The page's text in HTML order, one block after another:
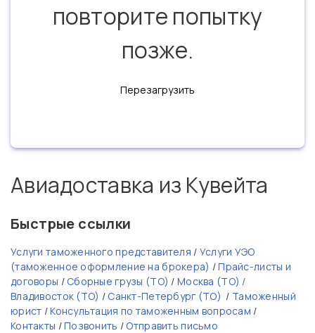
повторите попытку
позже.
Перезагрузить
Авиадоставка из Кувейта
Быстрые ссылки
Услуги таможенного представителя / Услуги УЭО
(таможенное оформление на брокера) /Прайс-листы и
договоры / Сборные грузы (ТО) / Москва (ТО) /
Владивосток (ТО) / Санкт-Петербург (ТО) / Таможенный
юрист /Консультация по таможенным вопросам /
Контакты /Позвонить / Отправить письмо